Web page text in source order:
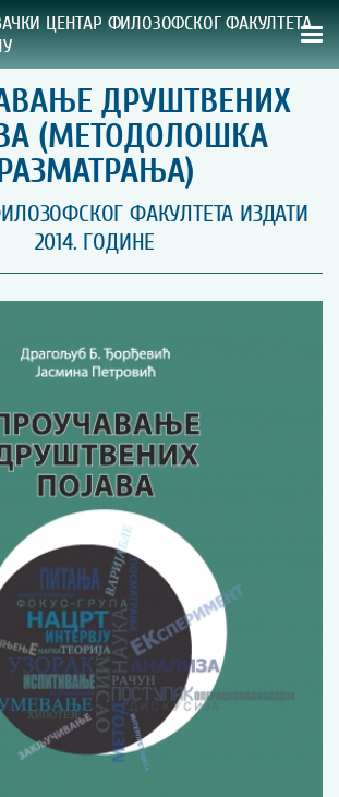
ЦЕНТАР ФИЛОЗОФСКОГ ФАКУЛТЕТА
СВА НАША ИЗДАЊА
ИЗДАЊА:
ауторског дела
лиценце
и импресума [B5, ћир]
и импресума [B5, лат]
и импресума [B5, енг]
ПРЕТРАГА ИЗДАЊА
ДРУШТВЕНИХ
(МЕТОДОЛОШКА
ФАКУЛТЕТА ИЗДАТИ
2014. ГОДИНЕ